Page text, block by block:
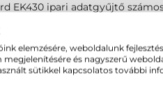
EK430 ipari adatgyűjtő
pótakkumulátor töltési
elemzésére, weboldalunk
és nagyszerű
sütikkel kapcsolatos további